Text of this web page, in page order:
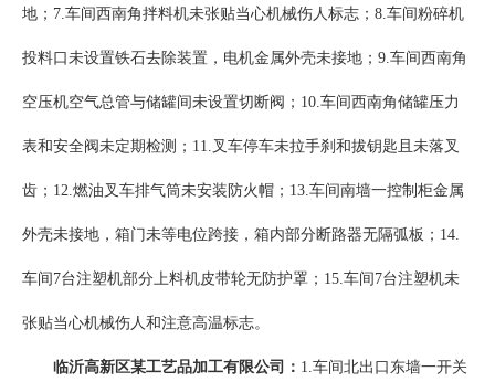
地；7.车间西南角拌料机未张贴当心机械伤人标志；8.车间粉碎机
投料口未设置铁石去除装置，电机金属外壳未接地；9.车间西南角
空压机空气总管与储罐间未设置切断阀；10.车间西南角储罐压力
表和安全阀未定期检测；11.叉车停车未拉手刹和拔钥匙且未落叉
齿；12.燃油叉车排气筒未安装防火帽；13.车间南墙一控制柜金属
外壳未接地，箱门未等电位跨接，箱内部分断路器无隔弧板；14.
车间7台注塑机部分上料机皮带轮无防护罩；15.车间7台注塑机未
张贴当心机械伤人和注意高温标志。
临沂高新区某工艺品加工有限公司： 1.车间北出口东墙一开关